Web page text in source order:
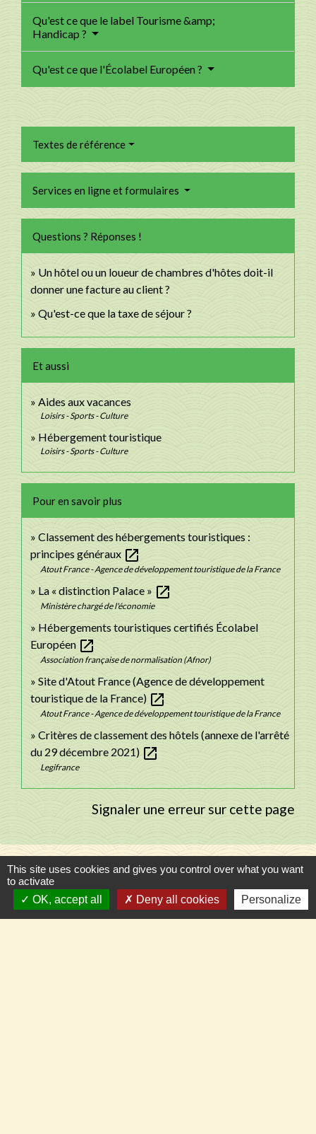
Qu'est ce que le label Tourisme &amp;
Handicap ?
Qu'est ce que l'Écolabel Européen ?
Textes de référence
Services en ligne et formulaires
Questions ? Réponses !
Un hôtel ou un loueur de chambres d'hôtes doit-il
donner une facture au client ?
Qu'est-ce que la taxe de séjour ?
Et aussi
Aides aux vacances
Loisirs - Sports - Culture
Hébergement touristique
Loisirs - Sports - Culture
Pour en savoir plus
Classement des hébergements touristiques :
principes généraux open_in_new
Atout France - Agence de développement touristique de la France
La « distinction Palace » open_in_new
Ministère chargé de l'économie
Hébergements touristiques certifiés Écolabel
Européen open_in_new
Association française de normalisation (Afnor)
Site d'Atout France (Agence de développement
touristique de la France) open_in_new
Atout France - Agence de développement touristique de la France
Critères de classement des hôtels (annexe de l'arrêté
du 29 décembre 2021) open_in_new
Legifrance
Signaler une erreur sur cette page
Contacts
Commune de Llupia
This site uses cookies and gives you control over what you want
to activate
OK, accept all
Deny all cookies Personalize